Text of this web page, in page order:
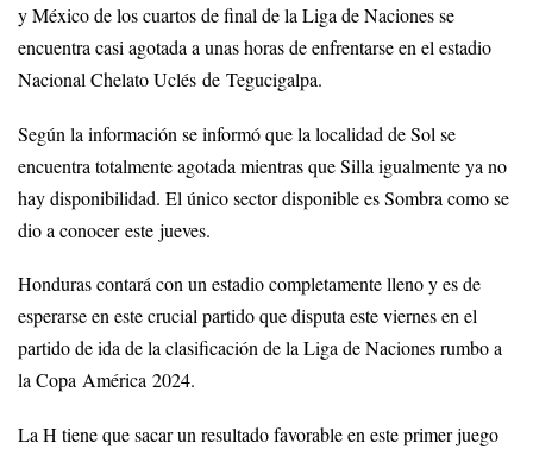
y México de los cuartos de final de la Liga de Naciones se
encuentra casi agotada a unas horas de enfrentarse en el estadio
Nacional Chelato Uclés de Tegucigalpa.
Según la información se informó que la localidad de Sol se
encuentra totalmente agotada mientras que Silla igualmente ya no
hay disponibilidad. El único sector disponible es Sombra como se
dio a conocer este jueves.
Honduras contará con un estadio completamente lleno y es de
esperarse en este crucial partido que disputa este viernes en el
partido de ida de la clasificación de la Liga de Naciones rumbo a
la Copa América 2024.
La H tiene que sacar un resultado favorable en este primer juego